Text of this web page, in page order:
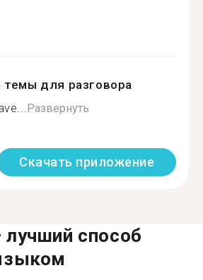
для разговора
Развернуть
Скачать приложение
способ